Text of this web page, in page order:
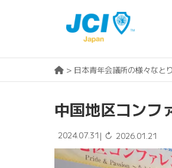
> 日本青年会議所の様々なと
中国地区コン
2024.07.31 | ↻ 2026.01.21